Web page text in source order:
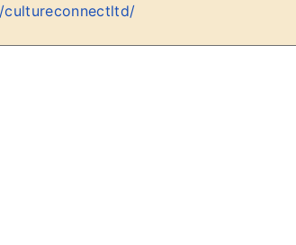
cultureconnectltd/